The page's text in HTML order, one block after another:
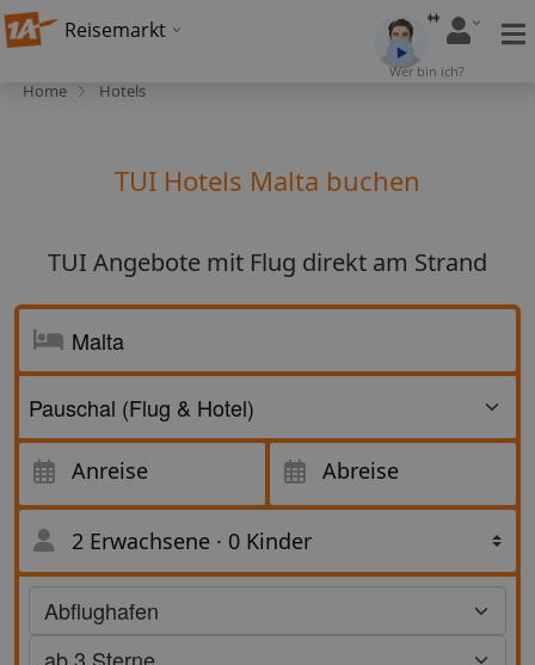
Reisemarkt
Wer bin ich?
Home Hotels
TUI Hotels Malta buchen
TUI Angebote mit Flug direkt am Strand
Anreise
Abreise
Anreise Abreise
2 Erwachsene · 0 Kinder
Suche